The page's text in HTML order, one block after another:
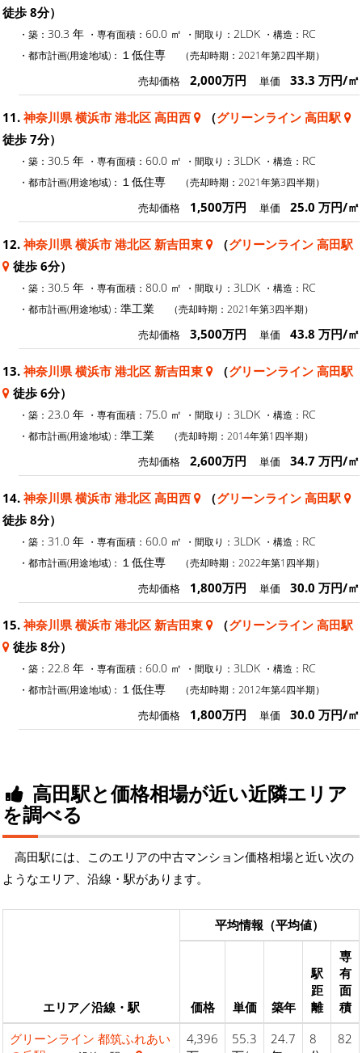
徒歩 8分）
・築： 30.3 年 ・専有面積： 60.0 ㎡ ・間取り： 2LDK ・構造： RC
・都市計画(用途地域)： １低住専 （売却時期：2021年第2四半期）
売却価格 2,000万円 単価 33.3 万円/㎡
11. 神奈川県 横浜市 港北区 高田西 （グリーンライン 高田駅
徒歩 7分）
・築： 30.5 年 ・専有面積： 60.0 ㎡ ・間取り： 3LDK ・構造： RC
・都市計画(用途地域)： １低住専 （売却時期：2021年第3四半期）
売却価格 1,500万円 単価 25.0 万円/㎡
12. 神奈川県 横浜市 港北区 新吉田東 （グリーンライン 高田駅
徒歩 6分）
・築： 30.5 年 ・専有面積： 80.0 ㎡ ・間取り： 3LDK ・構造： RC
・都市計画(用途地域)： 準工業 （売却時期：2021年第3四半期）
売却価格 3,500万円 単価 43.8 万円/㎡
13. 神奈川県 横浜市 港北区 新吉田東 （グリーンライン 高田駅
徒歩 6分）
・築： 23.0 年 ・専有面積： 75.0 ㎡ ・間取り： 3LDK ・構造： RC
・都市計画(用途地域)： 準工業 （売却時期：2014年第1四半期）
売却価格 2,600万円 単価 34.7 万円/㎡
14. 神奈川県 横浜市 港北区 高田西 （グリーンライン 高田駅
徒歩 8分）
・築： 31.0 年 ・専有面積： 60.0 ㎡ ・間取り： 3LDK ・構造： RC
・都市計画(用途地域)： １低住専 （売却時期：2022年第1四半期）
売却価格 1,800万円 単価 30.0 万円/㎡
15. 神奈川県 横浜市 港北区 新吉田東 （グリーンライン 高田駅
徒歩 8分）
・築： 22.8 年 ・専有面積： 60.0 ㎡ ・間取り： 3LDK ・構造： RC
・都市計画(用途地域)： １低住専 （売却時期：2012年第4四半期）
売却価格 1,800万円 単価 30.0 万円/㎡
高田駅と価格相場が近い近隣エリア
を調べる
高田駅には、このエリアの中古マンション価格相場と近い次の
ようなエリア、沿線・駅があります。
エリア／沿線・駅
平均情報（平均値）
価格 単価 築年
駅
距
離
専
有
面
積
グリーンライン 都筑ふれあい
4,396
55.3
24.7
8
82